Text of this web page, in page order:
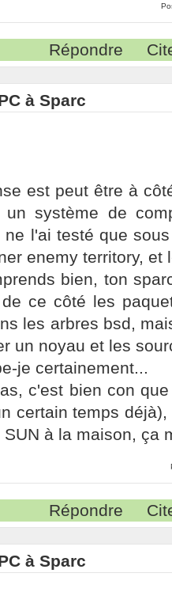
Répondre
à Sparc
est peut être à
système de
ne l'ai testé que
enemy territory, et
bien, ton
ce côté les
les arbres bsd,
un noyau et les
je certainement...
c'est bien con
certain temps
à la maison, ça
Répondre
à Sparc